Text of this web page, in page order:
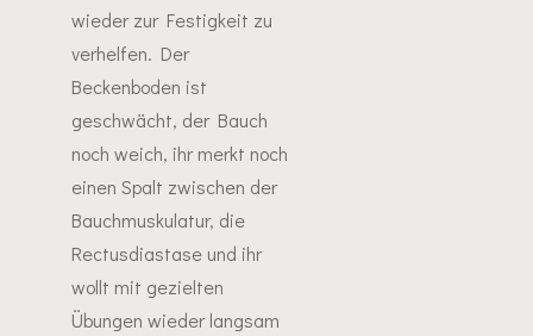
wieder zur Festigkeit zu
verhelfen. Der
Beckenboden ist
geschwächt, der Bauch
noch weich, ihr merkt noch
einen Spalt zwischen der
Bauchmuskulatur, die
Rectusdiastase und ihr
wollt mit gezielten
Übungen wieder langsam